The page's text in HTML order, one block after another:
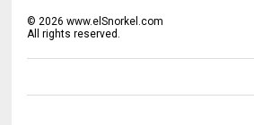
©2026 www.elSnorkel.com
All rights reserved.